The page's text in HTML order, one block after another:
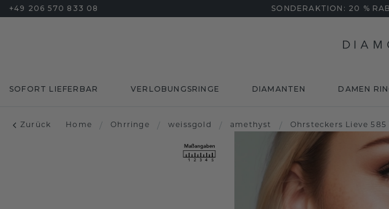
+49 206 570 833 08 SONDERAKTION: 20 %
SOFORT LIEFERBAR VERLOBUNGSRINGE DIAMANTEN DAMEN
Zurück Home / Ohrringe / weissgold / amethyst / Ohrsteckers Lieve